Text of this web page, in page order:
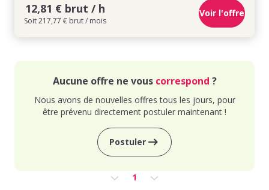
12,81 € brut / h
Soit 217,77 € brut / mois
Voir l'offre
Aucune offre ne vous correspond ?
Nous avons de nouvelles offres tous les jours, pour
être prévenu directement postuler maintenant !
Postuler
1